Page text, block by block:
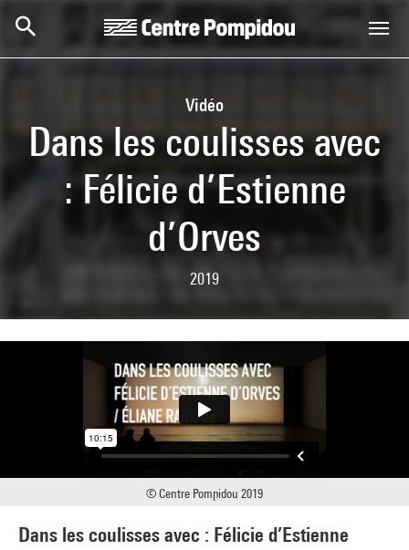
Vidéo
Dans les coulisses avec
: Félicie d’Estienne
d’Orves
2019
Dans les coulisses avec : Félicie d’Estienne
© Centre Pompidou 2019